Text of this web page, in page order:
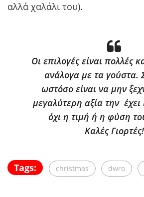
αλλά χαλάλι του).
Οι επιλογές είναι πολλές
ανάλογα με τα γούστα.
ωστόσο είναι να μην
μεγαλύτερη αξία την έχει
όχι η τιμή ή η φύση
Καλές Γιορτές!
Tags: christmas dwro